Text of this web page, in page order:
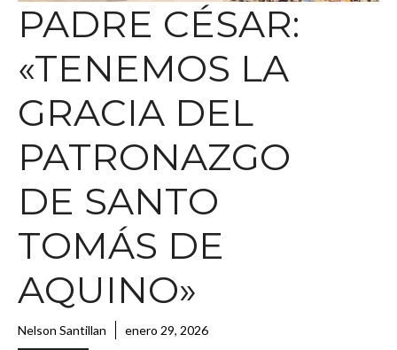
PADRE CÉSAR:
«TENEMOS LA
GRACIA DEL
PATRONAZGO
DE SANTO
TOMÁS DE
AQUINO»
Nelson Santillan enero 29, 2026